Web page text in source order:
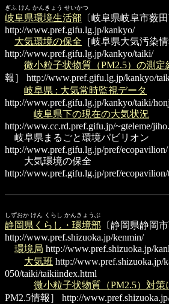
ぎふ けん かんきょう せいかつ
岐阜県環境生活部 〔岐阜県岐阜市薮田
http://www.pref.gifu.lg.jp/kankyo/
大気環境の保全 ［岐阜県大気汚染情
http://www.pref.gifu.lg.jp/kankyo/taiki/
微小粒子状物質（PM2.5）の測定
報］
http://www.pref.gifu.lg.jp/kankyo/
岐阜県 : 大気常時監視データ
http://www.pref.gifu.lg.jp/kankyo/taiki/
岐阜県下の現在の大気状況
http://www.cc.rd.pref.gifu.jp/~gteleme/
岐阜県まるごと環境パビリオン
http://www.pref.gifu.lg.jp/pref/ecopavilion/
大気環境の保全
http://www.pref.gifu.lg.jp/pref/
しずおか けん くらし かんきょうぶ
静岡県くらし・環境部 〔静岡県静岡
http://www.pref.shizuoka.jp/kenmin/
環境局 http://www.pref.shizuoka.jp/
大気班 http://www.pref.shizuoka.jp/
050/taiki/taikiindex.html
微小粒子状物質（PM2.5）対策
PM2.5情報］
http://